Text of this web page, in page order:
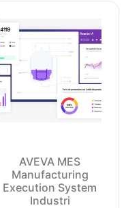
AVEVA MES
Manufacturing
Execution System
Industri